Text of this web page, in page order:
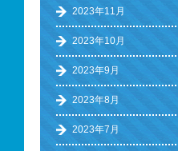
2023年11月
2023年10月
2023年9月
2023年8月
2023年7月